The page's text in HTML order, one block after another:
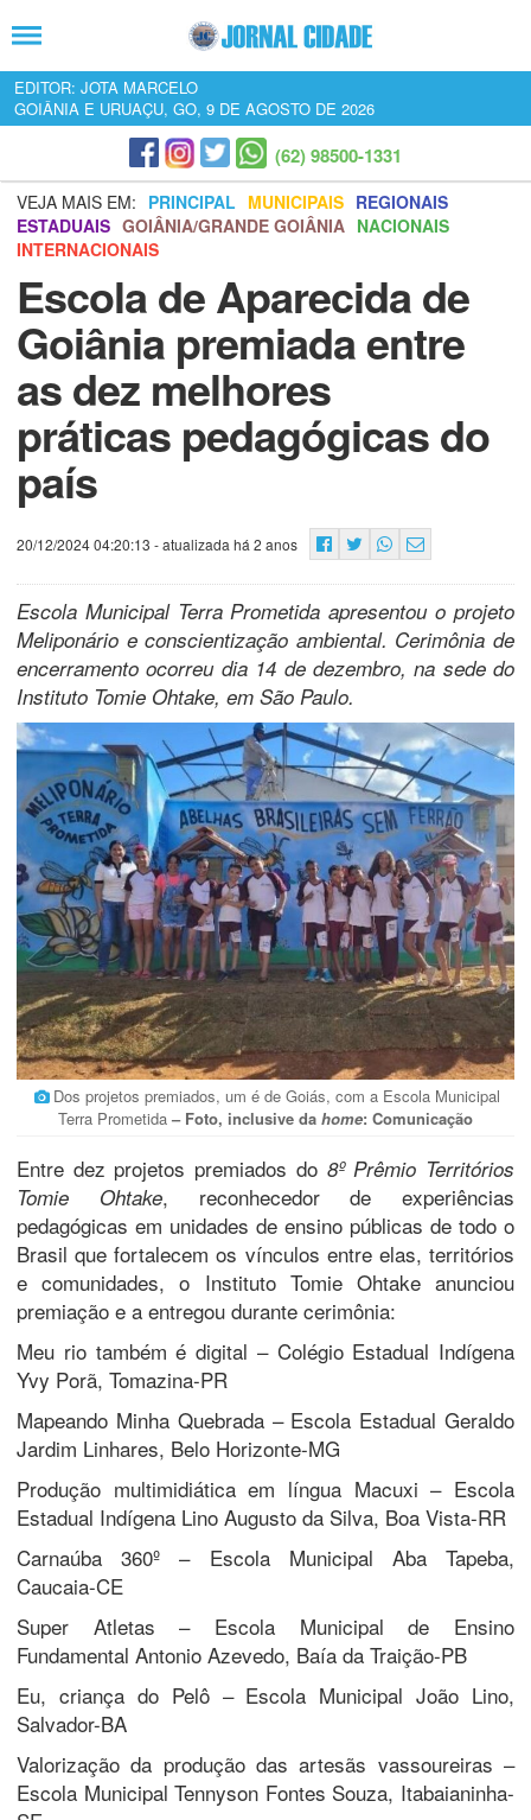
EDITOR: JOTA MARCELO
GOIÂNIA E URUAÇU, GO, 9 DE AGOSTO DE 2026
(62) 98500-1331
VEJA MAIS EM: PRINCIPAL MUNICIPAIS REGIONAIS
ESTADUAIS GOIÂNIA/GRANDE GOIÂNIA NACIONAIS
INTERNACIONAIS
Escola de Aparecida de
Goiânia premiada entre
as dez melhores
práticas pedagógicas do
país
20/12/2024 04:20:13 - atualizada há 2 anos
Escola Municipal Terra Prometida apresentou o projeto
Meliponário e conscientização ambiental. Cerimônia de
encerramento ocorreu dia 14 de dezembro, na sede do
Instituto Tomie Ohtake, em São Paulo.
Dos projetos premiados, um é de Goiás, com a Escola Municipal
Terra Prometida – Foto, inclusive da home: Comunicação
Entre dez projetos premiados do 8º Prêmio Territórios
Tomie Ohtake, reconhecedor de experiências
pedagógicas em unidades de ensino públicas de todo o
Brasil que fortalecem os vínculos entre elas, territórios
e comunidades, o Instituto Tomie Ohtake anunciou
premiação e a entregou durante cerimônia:
Meu rio também é digital – Colégio Estadual Indígena
Yvy Porã, Tomazina-PR
Mapeando Minha Quebrada – Escola Estadual Geraldo
Jardim Linhares, Belo Horizonte-MG
Produção multimidiática em língua Macuxi – Escola
Estadual Indígena Lino Augusto da Silva, Boa Vista-RR
Carnaúba 360º – Escola Municipal Aba Tapeba,
Caucaia-CE
Super Atletas – Escola Municipal de Ensino
Fundamental Antonio Azevedo, Baía da Traição-PB
Eu, criança do Pelô – Escola Municipal João Lino,
Salvador-BA
Valorização da produção das artesãs vassoureiras –
Escola Municipal Tennyson Fontes Souza, Itabaianinha-